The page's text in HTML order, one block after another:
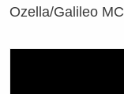
Ozella/Galileo MC